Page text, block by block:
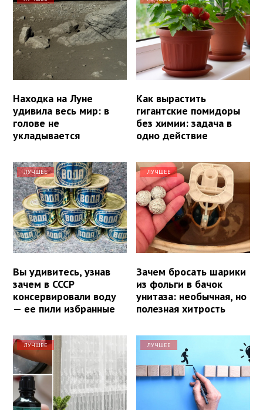
Находка на Луне
удивила весь мир: в
голове не
укладывается
Как вырастить
гигантские помидоры
без химии: задача в
одно действие
ЛУЧШЕЕ
Вы удивитесь, узнав
зачем в СССР
консервировали воду
— ее пили избранные
ЛУЧШЕЕ
Зачем бросать шарики
из фольги в бачок
унитаза: необычная, но
полезная хитрость
ЛУЧШЕЕ ЛУЧШЕЕ